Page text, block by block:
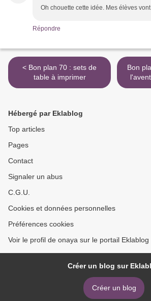
Oh chouette cette idée. Mes élèves
Répondre
< Bon plan 70 : sets de
table à imprimer
Bon
Hébergé par Eklablog
Top articles
Pages
Contact
Signaler un abus
C.G.U.
Cookies et données personnelles
Préférences cookies
Voir le profil de onaya sur le portail Eklablog
Créer un blog sur
Créer un blog